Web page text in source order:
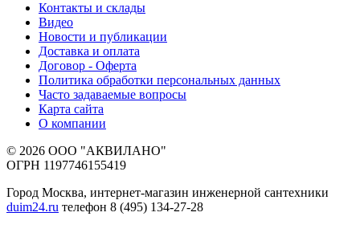
Контакты и склады
Видео
Новости и публикации
Доставка и оплата
Договор - Оферта
Политика обработки персональных данных
Часто задаваемые вопросы
Карта сайта
О компании
© 2026 ООО "АКВИЛАНО"
ОГРН 1197746155419
Город Москва, интернет-магазин инженерной сантехники
duim24.ru телефон 8 (495) 134-27-28